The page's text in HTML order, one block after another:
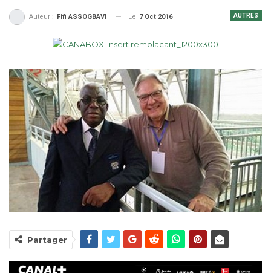
AUTRES
Auteur : Fifi ASSOGBAVI Le 7 Oct 2016
Partager